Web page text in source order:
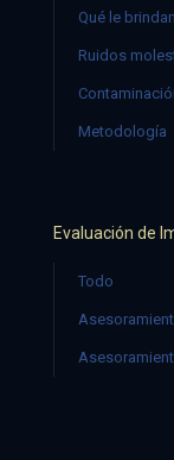
Qué le
Ruidos
Metodología
Evaluación de
Todo